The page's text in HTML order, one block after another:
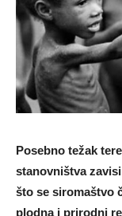
Posebno težak
stanovništva
što se siromaštvo
plodna i prirodni